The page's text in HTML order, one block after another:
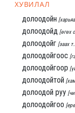
ХУВИЛАЛ
долоодойн
долоодойд [өгөх
долоодойг [заах
долоодойгоос
долоодойгоор
долоодойтой
долоодой руу
долоодойгоо